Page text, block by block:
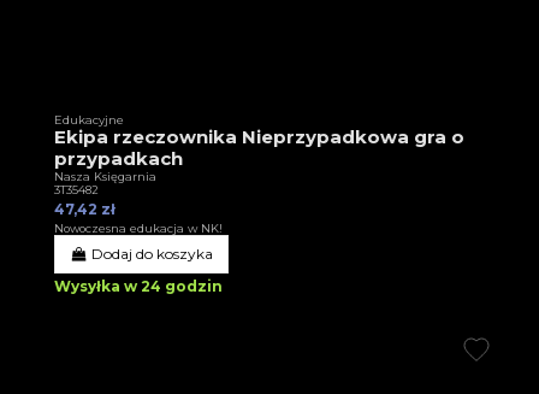
Edukacyjne
Ekipa rzeczownika Nieprzypadkowa gra o
przypadkach
Nasza Księgarnia
3T35482
47,42 zł
Nowoczesna edukacja w NK!
Dodaj do koszyka
Wysyłka w 24 godzin